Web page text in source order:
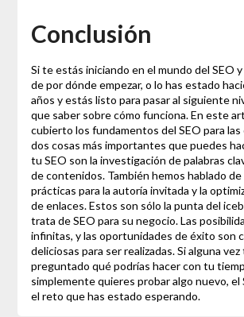
Conclusión
Si te estás iniciando en el mundo del SEO
de por dónde empezar, o lo has estado
años y estás listo para pasar al siguiente
que saber sobre cómo funciona. En este
cubierto los fundamentos del SEO para las
dos cosas más importantes que puedes
tu SEO son la investigación de palabras
de contenidos. También hemos hablado de
prácticas para la autoría invitada y la
de enlaces. Estos son sólo la punta del
trata de SEO para su negocio. Las
infinitas, y las oportunidades de éxito son
deliciosas para ser realizadas. Si alguna vez
preguntado qué podrías hacer con tu
simplemente quieres probar algo nuevo, el
el reto que has estado esperando.